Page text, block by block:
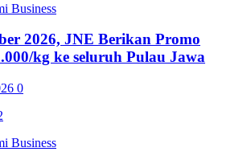
Business
2026, JNE Berikan Promo
kg ke seluruh Pulau Jawa
0
Business